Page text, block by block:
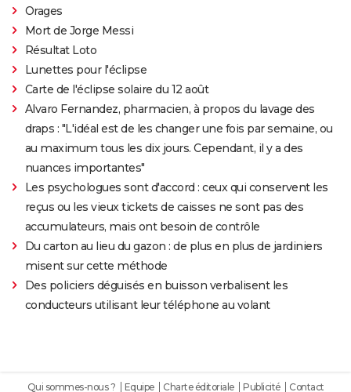
Orages
Mort de Jorge Messi
Résultat Loto
Lunettes pour l'éclipse
Carte de l'éclipse solaire du 12 août
Alvaro Fernandez, pharmacien, à propos du lavage des
draps : "L'idéal est de les changer une fois par semaine, ou
au maximum tous les dix jours. Cependant, il y a des
nuances importantes"
Les psychologues sont d'accord : ceux qui conservent les
reçus ou les vieux tickets de caisses ne sont pas des
accumulateurs, mais ont besoin de contrôle
Du carton au lieu du gazon : de plus en plus de jardiniers
misent sur cette méthode
Des policiers déguisés en buisson verbalisent les
conducteurs utilisant leur téléphone au volant
Qui sommes-nous ? Equipe Charte éditoriale Publicité Contact